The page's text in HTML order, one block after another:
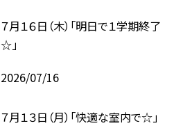
７月１６日（木）「明日で１学期終了
☆」
2026/07/16
７月１３日（月）「快適な室内で☆」